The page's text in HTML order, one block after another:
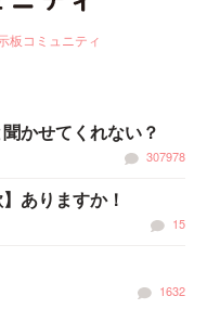
板コミュニティ
かせてくれない？
307978
ありますか！
15
1632